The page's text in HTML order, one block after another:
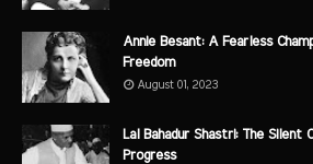
Annie Besant: A Fearless
Freedom
August 01, 2023
Lal Bahadur Shastri: The Silent
Progress